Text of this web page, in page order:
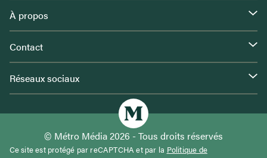
À propos
Contact
Réseaux sociaux
© Métro Média 2026 - Tous droits réservés
Ce site est protégé par reCAPTCHA et par la Politique de